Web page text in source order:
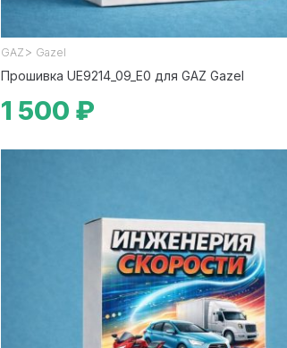
GAZ > Gazel
Прошивка UE9214_09_E0 для GAZ Gazel
1 500 ₽